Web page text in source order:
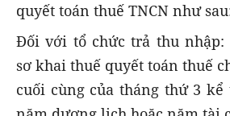
quyết toán thuế TNCN như
Đối với tổ chức trả thu
sơ khai thuế quyết toán thuế
cuối cùng của tháng thứ 3